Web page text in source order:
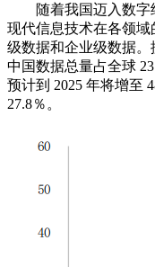
随着我国迈入数字
现代信息技术在各领
级数据和企业级数据。
中国数据总量占全球
预计到 2025 年将增至
27.8％。